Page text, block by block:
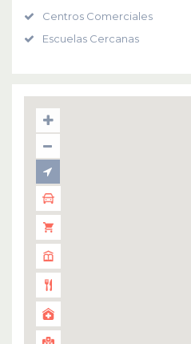
Centros Comerciales
Escuelas Cercanas